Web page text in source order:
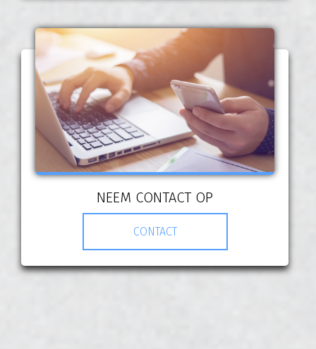
NEEM CONTACT OP
CONTACT